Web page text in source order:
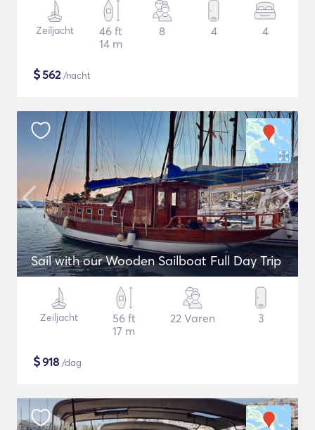
Zeiljacht
46 ft
14 m
8 4 4
$562/nacht
Sail with our Wooden Sailboat Full Day Trip
Zeiljacht
56 ft
17 m
22 Varen 3
$918 /dag